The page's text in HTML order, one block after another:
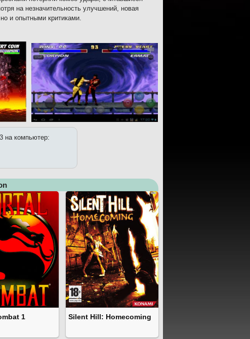
на незначительность улучшений, новая
и опытными критиками.
на компьютер:
1 Silent Hill: Homecoming